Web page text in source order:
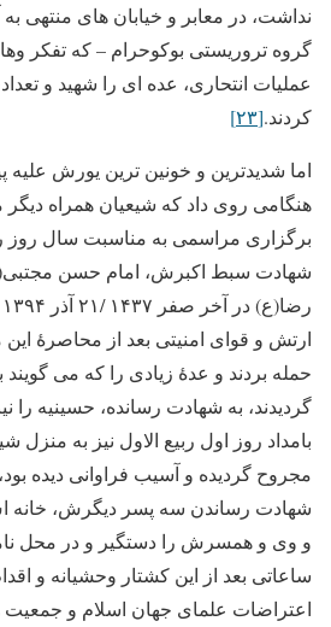
نداشت، در معابر و خیابان های منتهی
گروه تروریستی بوکوحرام – که تفکر
عملیات انتحاری، عده ای را شهید و
کردند.[۲۳]
اما شدیدترین و خونین ترین یورش علیه
هنگامی روی داد که شیعیان همراه
برگزاری مراسمی به مناسبت سال
شهادت سبط اکبرش، امام حسن
ارتش و قوای امنیتی بعد از محاصرۀ
حمله بردند و عدۀ زیادی را که می گویند
گردیدند، به شهادت رسانده، حسینیه را
بامداد روز اول ربیع الاول نیز به
مجروح گردیده و آسیب فراوانی دیده
شهادت رساندن سه پسر دیگرش، خانه
و وی و همسرش را دستگیر و در محل
ساعاتی بعد از این کشتار وحشیانه و
اعتراضات علمای جهان اسلام و